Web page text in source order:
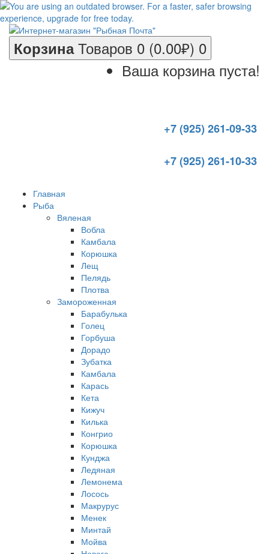
КорзинаТоваров 0 (0.00₽) 0
Ваша корзина пуста!
+7 (925) 261-09-33
+7 (925) 261-10-33
Главная
Рыба
Вяленая
Вобла
Камбала
Корюшка
Лещ
Пелядь
Плотва
Замороженная
Барабулька
Голец
Горбуша
Дорадо
Зубатка
Камбала
Карась
Кета
Кижуч
Килька
Конгрио
Корюшка
Кунджа
Ледяная
Лемонема
Лосось
Макрурус
Менек
Минтай
Мойва